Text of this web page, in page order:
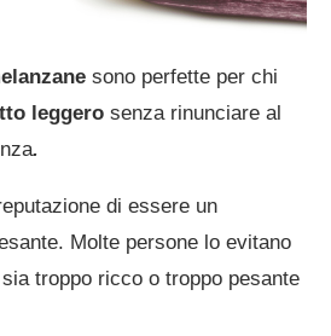
sono perfette per chi
leggero senza rinunciare al
.
di essere un
Molte persone lo evitano
troppo ricco o troppo pesante